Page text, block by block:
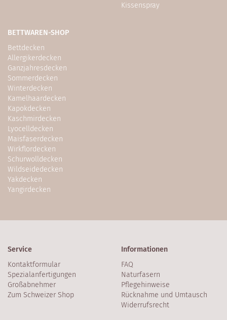
Kissenspray
BETTWAREN-SHOP
Bettdecken
Allergikerdecken
Ganzjahresdecken
Sommerdecken
Winterdecken
Kamelhaardecken
Kapokdecken
Kaschmirdecken
Lyocelldecken
Maisfaserdecken
Wirkflordecken
Schurwolldecken
Wildseidedecken
Yakdecken
Yangirdecken
Service
Kontaktformular
Spezialanfertigungen
Großabnehmer
Zum Schweizer Shop
Informationen
FAQ
Naturfasern
Pflegehinweise
Rücknahme und Umtausch
Widerrufsrecht